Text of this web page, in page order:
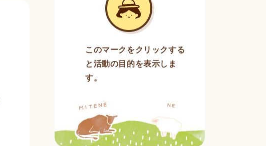
このマークをクリックする
と活動の目的を表示しま
す。